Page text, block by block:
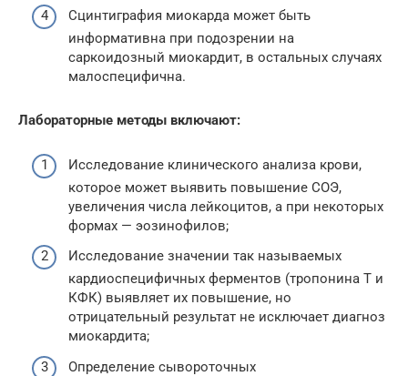
Сцинтиграфия миокарда может быть
информативна при подозрении на
саркоидозный миокардит, в остальных случаях
малоспецифична.
Лабораторные методы включают:
Исследование клинического анализа крови,
которое может выявить повышение СОЭ,
увеличения числа лейкоцитов, а при некоторых
формах — эозинофилов;
Исследование значении так называемых
кардиоспецифичных ферментов (тропонина Т и
КФК) выявляет их повышение, но
отрицательный результат не исключает диагноз
миокардита;
Определение сывороточных